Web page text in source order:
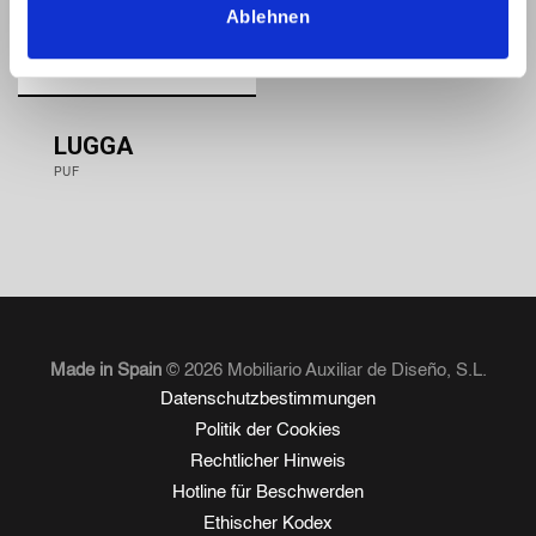
Ablehnen
PUF
LUGGA
Made in Spain © 2026 Mobiliario Auxiliar de Diseño, S.L.
Datenschutzbestimmungen
Politik der Cookies
Rechtlicher Hinweis
Hotline für Beschwerden
Ethischer Kodex